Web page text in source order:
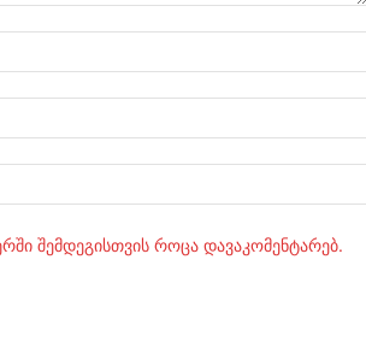
შემდეგისთვის როცა დავაკომენტარებ.